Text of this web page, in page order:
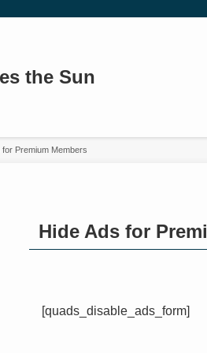
the Sun
for Premium Members
Hide Ads for
[quads_disable_ads_form]